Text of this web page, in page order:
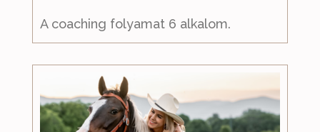
A coaching folyamat 6 alkalom.